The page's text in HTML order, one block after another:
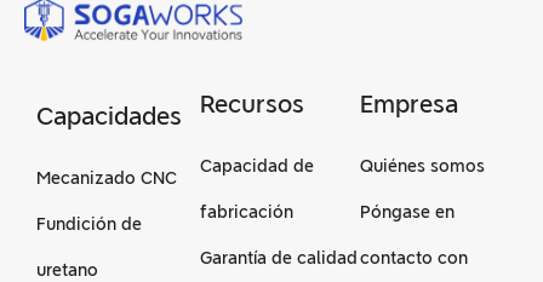
Capacidades
Mecanizado CNC
Fundición de
uretano
Recursos
Capacidad de
fabricación
Garantía de calidad
Empresa
Quiénes somos
Póngase en
contacto con